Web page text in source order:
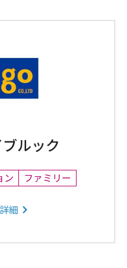
ルック
ン ファミリー
細